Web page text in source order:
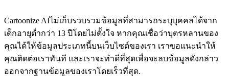
Cartoonize AIไม่เก็บรวบรวมข้อมูลที่สามารถระบุบุคคลได้จาก
เด็กอายุต่ำกว่า 13 ปีโดยไม่ตั้งใจ หากคุณเชื่อว่าบุตรหลานของ
คุณได้ให้ข้อมูลประเภทนี้บนเว็บไซต์ของเรา เราขอแนะนำให้
คุณติดต่อเราทันที และเราจะทำดีที่สุดเพื่อจะลบข้อมูลดังกล่าว
ออกจากฐานข้อมูลของเราโดยเร็วที่สุด.